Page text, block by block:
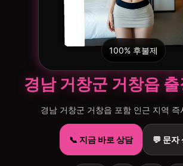
100% 후불제
경남 거창군 거창읍
경남 거창군 거창읍 포함 인근 지역 즉
📞 지금 바로 상담 💬 문자